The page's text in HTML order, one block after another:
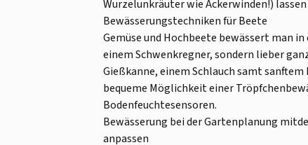
Wurzelunkräuter wie Ackerwinden!)
Bewässerungstechniken für Beete
Gemüse und Hochbeete bewässert man
einem Schwenkregner, sondern lieber
Gießkanne, einem Schlauch samt
bequeme Möglichkeit einer
Bodenfeuchtesensoren.
Bewässerung bei der Gartenplanung
anpassen